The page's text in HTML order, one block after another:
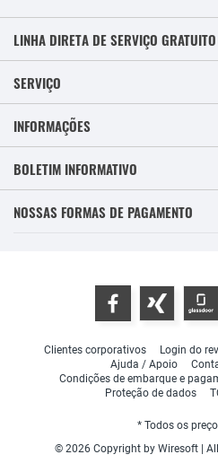
LINHA DIRETA DE SERVIÇO GRATUITO
SERVIÇO
INFORMAÇÕES
BOLETIM INFORMATIVO
NOSSAS FORMAS DE PAGAMENTO
Clientes corporativos Login do
Ajuda / Apoio
Condições de embarque e
Proteção de dados
* Todos os
© 2026 Copyright by Wiresoft |